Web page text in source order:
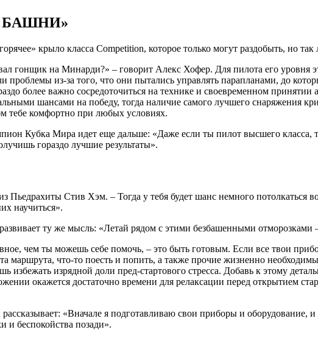
БАШНИ»
крыло класса Competition, которое только могут раздобыть, но так
гонщик на Минарди?» – говорит Алекс Хофер. Для пилота его уровня
проблемы из-за того, что они пытались управлять парапланами, до
более важно сосредоточиться на технике и своевременном
шансами на победу, тогда наличие самого лучшего снаряжения
тебе комфортно при любых условиях.
Кубка Мира идет еще дальше: «Даже если ты пилот высшего класса,
гораздо лучшие результаты».
Стив Хэм. – Тогда у тебя будет шанс немного потолкаться
научиться».
ту же мысль: «Летай рядом с этими безбашенными отморозками
чем ты можешь себе помочь, – это быть готовым. Если все твои
маршрута, что-то поесть и попить, а также прочие жизненно
избежать изрядной доли пред-стартового стресса. Добавь к этому
окажется достаточно времени для релаксации перед открытием
«Вначале я подготавливаю свои приборы и оборудование,
и беспокойства позади».